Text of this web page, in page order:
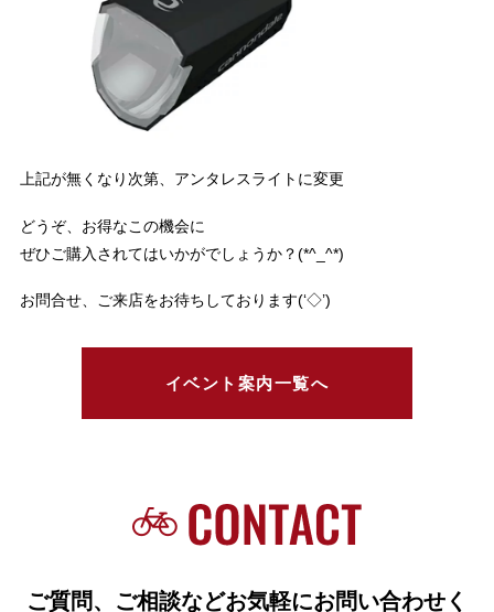
上記が無くなり次第、アンタレスライトに変更
どうぞ、お得なこの機会に
ぜひご購入されてはいかがでしょうか？(*^_^*)
お問合せ、ご来店をお待ちしております(‘◇’)ゞ
イベント案内一覧へ
ご質問、ご相談などお気軽にお問い合わせく